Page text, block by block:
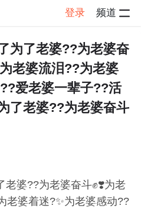
登录 频道
帖子详情
为了老婆??为老婆奋
老婆流泪??为老婆
爱老婆一辈子??活
了老婆??为老婆奋斗
婆??为老婆奋斗✊❣️为老
老婆着迷?✨为老婆感动??